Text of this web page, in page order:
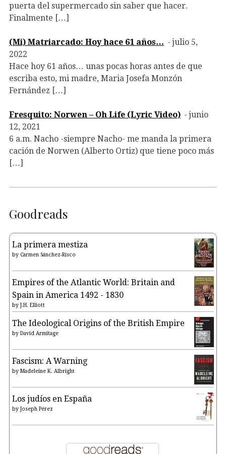
puerta del supermercado sin saber que hacer.
Finalmente […]
(Mi) Matriarcado: Hoy hace 61 años…
julio 5,
2022
Hace hoy 61 años… unas pocas horas antes de que
escriba esto, mi madre, Maria Josefa Monzón
Fernández […]
Fresquito: Norwen – Oh Life (Lyric Video)
junio
12, 2021
6 a.m. Nacho -siempre Nacho- me manda la primera
cación de Norwen (Alberto Ortiz) que tiene poco más
[…]
Goodreads
La primera mestiza
by Carmen Sánchez-Risco
Empires of the Atlantic World: Britain and
Spain in America 1492 - 1830
by J.H. Elliott
The Ideological Origins of the British Empire
by David Armitage
Fascism: A Warning
by Madeleine K. Albright
Los judíos en España
by Joseph Pérez